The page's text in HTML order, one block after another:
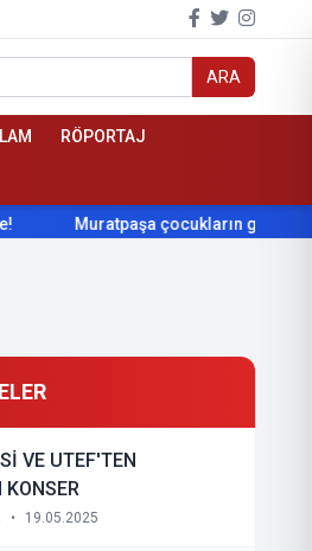
ARA
RÖPORTAJ
Muratpaşa çocukların gelişimini
VE UTEF'TEN
KONSER
• 19.05.2025